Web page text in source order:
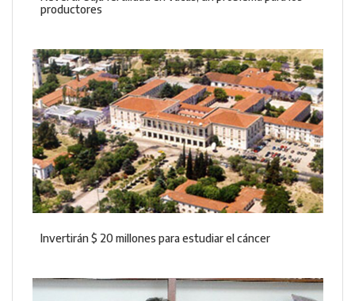
productores
Invertirán $ 20 millones para estudiar el cáncer